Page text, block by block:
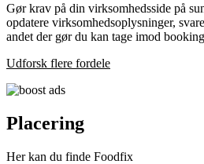
Gør krav på din virksomhedsside på
opdatere virksomhedsoplysninger,
andet der gør du kan tage imod
Udforsk flere fordele
Placering
Her kan du finde Foodfix